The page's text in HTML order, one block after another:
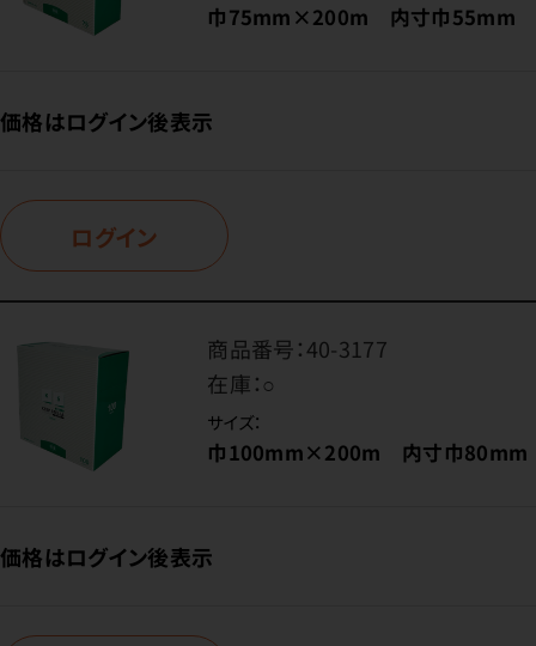
巾75mm×200m 内寸巾55mm
価格はログイン後表示
ログイン
商品番号：40-3177
在庫：○
サイズ：
巾100mm×200m 内寸巾80mm
価格はログイン後表示